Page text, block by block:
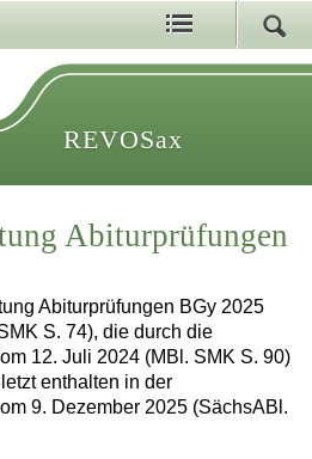
REVOSax
Abiturprüfungen
Abiturprüfungen BGy 2025
S. 74), die durch die
12. Juli 2024 (MBl. SMK S. 90)
enthalten in der
9. Dezember 2025 (SächsABl.